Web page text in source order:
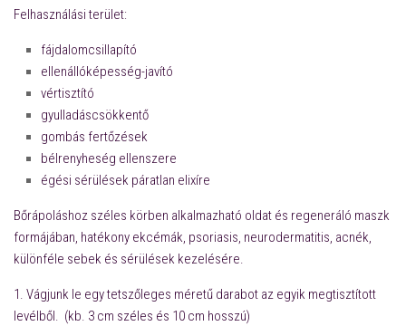
Felhasználási terület:
fájdalomcsillapító
ellenállóképesség-javító
vértisztító
gyulladáscsökkentő
gombás fertőzések
bélrenyheség ellenszere
égési sérülések páratlan elixíre
Bőrápoláshoz széles körben alkalmazható oldat és regeneráló maszk
formájában, hatékony ekcémák, psoriasis, neurodermatitis, acnék,
különféle sebek és sérülések kezelésére.
1. Vágjunk le egy tetszőleges méretű darabot az egyik megtisztított
levélből. (kb. 3 cm széles és 10 cm hosszú)